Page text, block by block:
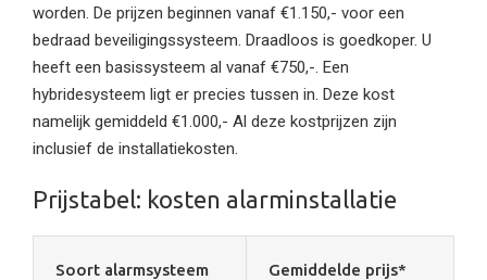
worden. De prijzen beginnen vanaf €1.150,- voor een
bedraad beveiligingssysteem. Draadloos is goedkoper. U
heeft een basissysteem al vanaf €750,-. Een
hybridesysteem ligt er precies tussen in. Deze kost
namelijk gemiddeld €1.000,- Al deze kostprijzen zijn
inclusief de installatiekosten.
Prijstabel: kosten alarminstallatie
Soort alarmsysteem Gemiddelde prijs*